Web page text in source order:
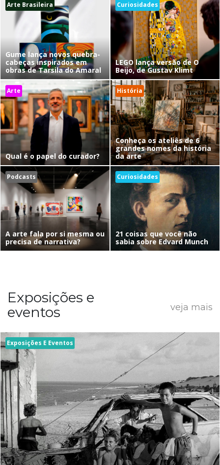
Arte Brasileira
Gume lança novos quebra-
cabeças inspirados em
obras de Tarsila do Amaral
Curiosidades
LEGO lança versão de O
Beijo, de Gustav Klimt
Arte
Qual é o papel do curador?
História
Conheça os ateliês de 6
grandes nomes da história
da arte
Podcasts
A arte fala por si mesma ou
precisa de narrativa?
Curiosidades
21 coisas que você não
sabia sobre Edvard Munch
Exposições e
eventos
veja mais
Exposições E Eventos